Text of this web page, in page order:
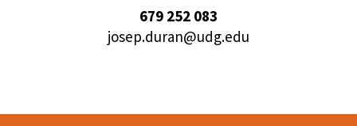
679 252 083
josep.duran@udg.edu